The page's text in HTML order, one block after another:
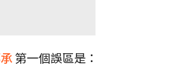
第一個誤區是：